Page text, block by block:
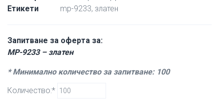
Етикети
mp-9233, златен
Запитване за оферта за:
MP-9233 – златен
* Минимално количество за запитване: 100
Количество:*